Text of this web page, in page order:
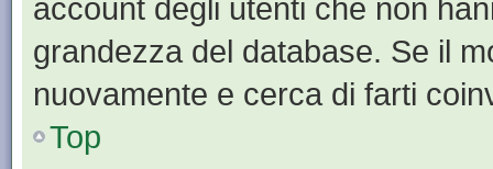
account degli utenti che non
grandezza del database. Se il
nuovamente e cerca di farti
Top